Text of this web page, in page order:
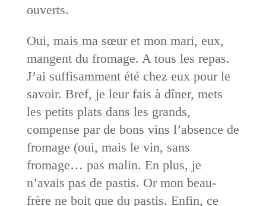
ouverts.
Oui, mais ma sœur et mon mari, eux,
mangent du fromage. A tous les repas.
J’ai suffisamment été chez eux pour le
savoir. Bref, je leur fais à dîner, mets
les petits plats dans les grands,
compense par de bons vins l’absence de
fromage (oui, mais le vin, sans
fromage… pas malin. En plus, je
n’avais pas de pastis. Or mon beau-
frère ne boit que du pastis. Enfin, ce